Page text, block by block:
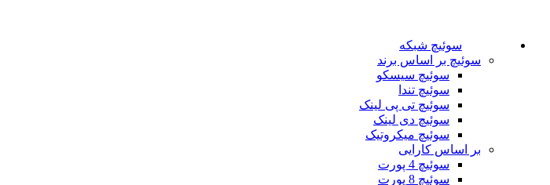
سوئیچ شبکه
سوئیچ بر اساس برند
سوئیچ سیسکو
سوئیچ تندا
سوئیچ تی پی لینک
سوئیچ دی لینک
سوئیچ میکروتیک
بر اساس کارایی
سوئیچ 4 پورت
سوئیچ 8 پورت